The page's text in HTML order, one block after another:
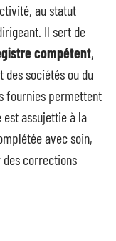
au statut
Il sert de
compétent,
des sociétés ou du
fournies permettent
estassujettie à la
avec soin,
corrections